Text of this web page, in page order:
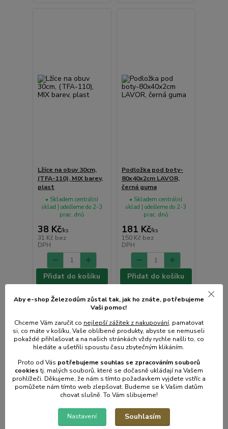
Lžíce na obuv 30cm,
(TFA-110), MIX barev,
plast
38 Kč/ks
31 Kč bez
DPH
• Skladem centrální
sklad | odešleme do 2-3
prac. dnů
Přidat do košíku
Podložka pod boty-
80x40x2cm LAVOR,
černá guma
181 Kč/ks
150 Kč bez
DPH
• Skladem centrální
sklad | odešleme do 2-3
prac. dnů
Přidat do košíku
Aby e-shop Železodům zůstal tak, jak ho znáte, potřebujeme
Vaši pomoc!
Chceme Vám zaručit co nejlepší zážitek z nakupování, pamatovat
si, co máte v košíku, Vaše oblíbené produkty, abyste se nemuseli
pokaždé přihlašovat a na našich stránkách vždy rychle našli to, co
hledáte a ušetřili spoustu času zbytečným klikáním.
Proto od Vás potřebujeme souhlas se zpracováním souborů
cookiestj. malých souborů, které se dočasně ukládají na Vašem
prohlížeči. Děkujeme, že nám s tímto požadavkem vyjdete vstříc a
pomůžete nám tímto web zlepšovat. Budeme se k Vašim datům
chovat slušně. To Vám slibujeme!
Nastavení Souhlasím